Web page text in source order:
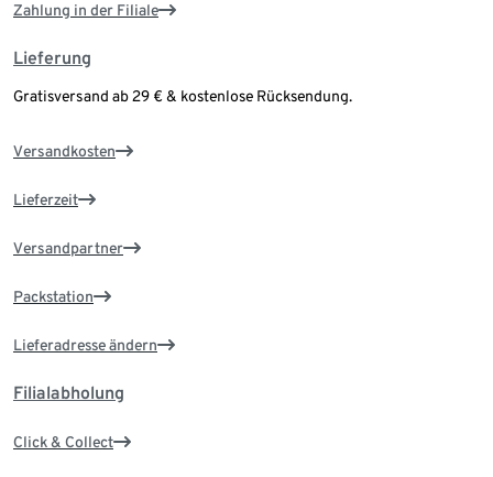
Zahlung in der Filiale
Lieferung
Gratisversand ab 29 € & kostenlose Rücksendung.
Versandkosten
Lieferzeit
Versandpartner
Packstation
Lieferadresse ändern
Filialabholung
Click & Collect